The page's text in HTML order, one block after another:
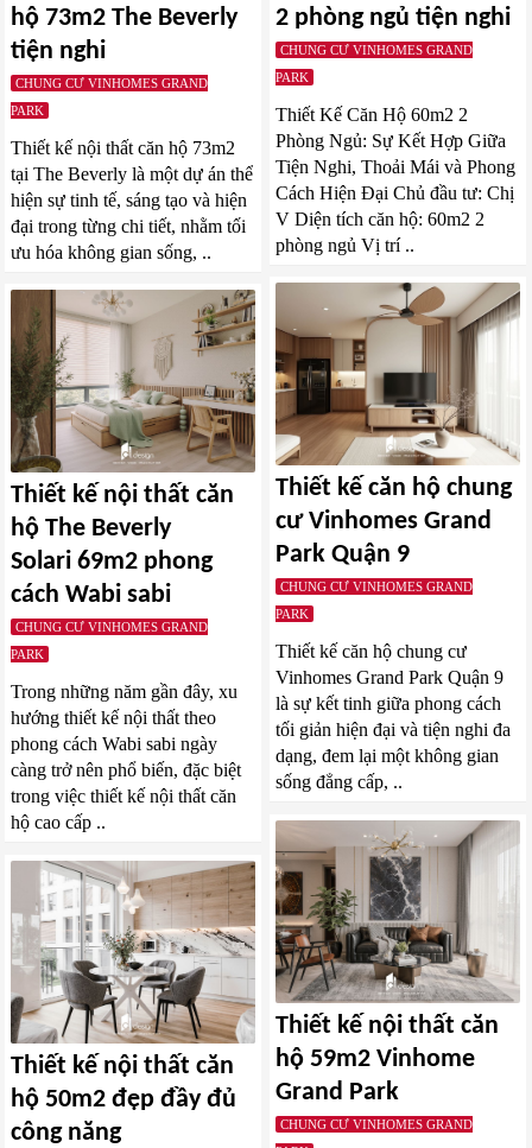
hộ 73m2 The Beverly
tiện nghi
CHUNG CƯ VINHOMES GRAND
PARK
Thiết kế nội thất căn hộ 73m2
tại The Beverly là một dự án thể
hiện sự tinh tế, sáng tạo và hiện
đại trong từng chi tiết, nhằm tối
ưu hóa không gian sống, ..
2 phòng ngủ tiện nghi
CHUNG CƯ VINHOMES GRAND
PARK
Thiết Kế Căn Hộ 60m2 2
Phòng Ngủ: Sự Kết Hợp Giữa
Tiện Nghi, Thoải Mái và Phong
Cách Hiện Đại Chủ đầu tư: Chị
V Diện tích căn hộ: 60m2 2
phòng ngủ Vị trí ..
Thiết kế căn hộ chung
cư Vinhomes Grand
Park Quận 9
CHUNG CƯ VINHOMES GRAND
PARK
Thiết kế căn hộ chung cư
Vinhomes Grand Park Quận 9
là sự kết tinh giữa phong cách
tối giản hiện đại và tiện nghi đa
dạng, đem lại một không gian
sống đẳng cấp, ..
Thiết kế nội thất căn
hộ The Beverly
Solari 69m2 phong
cách Wabi sabi
CHUNG CƯ VINHOMES GRAND
PARK
Trong những năm gần đây, xu
hướng thiết kế nội thất theo
phong cách Wabi sabi ngày
càng trở nên phổ biến, đặc biệt
trong việc thiết kế nội thất căn
hộ cao cấp ..
Thiết kế nội thất căn
hộ 59m2 Vinhome
Grand Park
CHUNG CƯ VINHOMES GRAND
Thiết kế nội thất căn
hộ 50m2 đẹp đầy đủ
công năng